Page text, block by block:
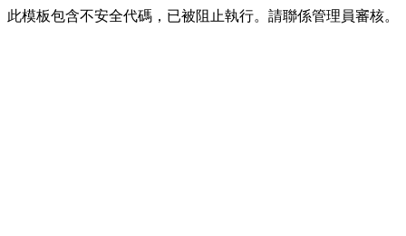
此模板包含不安全代碼，已被阻止執行。請聯係管理員審核。